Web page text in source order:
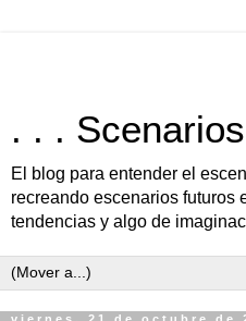
. . . Scenarios
El blog para entender el
recreando escenarios futuros
tendencias y algo de